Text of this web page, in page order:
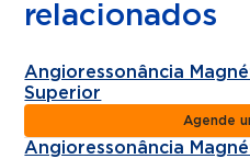
relacionados
Angioressonância
Superior
Agende
Angioressonância